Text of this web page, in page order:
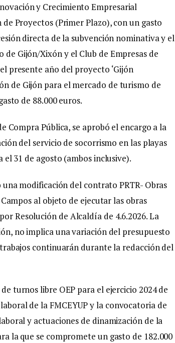
y Crecimiento Empresarial
Proyectos (Primer Plazo), con un gasto
directa de la subvención nominativa y el
Gijón/Xixón y el Club de Empresas de
presente año del proyecto ‘Gijón
de Gijón para el mercado de turismo de
de 88.000 euros.
Compra Pública, se aprobó el encargo a la
del servicio de socorrismo en las playas
el 31 de agosto (ambos inclusive).
modificación del contrato PRTR- Obras
al objeto de ejecutar las obras
Resolución de Alcaldía de 4.6.2026. La
no implica una variación del presupuesto
continuarán durante la redacción del
turnos libre OEP para el ejercicio 2024 de
de la FMCEYUP y la convocatoria de
y actuaciones de dinamización de la
la que se compromete un gasto de 182.000